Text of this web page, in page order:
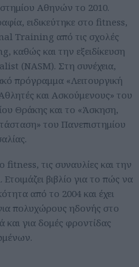
Αθηνών το 2010.
ειδικεύτηκε στο fitness,
Training από τις σχολές
καθώς και την εξειδίκευση
(NASM). Στη συνέχεια,
πρόγραμμα «Λειτουργική
και Ασκούμενους» του
Θράκης και το «Άσκηση,
του Πανεπιστημίου
fitness, τις συναυλίες και την
βιβλίο για το πώς να
από το 2004 και έχει
πολυχώρους ηδονής στο
για δομές φροντίδας